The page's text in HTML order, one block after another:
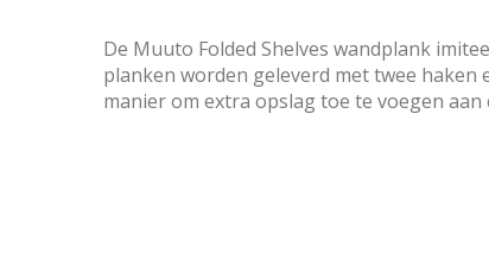
De Muuto Folded Shelves wandplank
planken worden geleverd met twee
manier om extra opslag toe te voegen